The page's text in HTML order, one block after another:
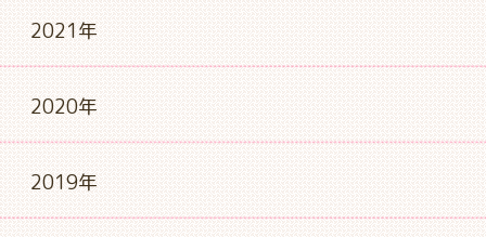
2021年
2020年
2019年